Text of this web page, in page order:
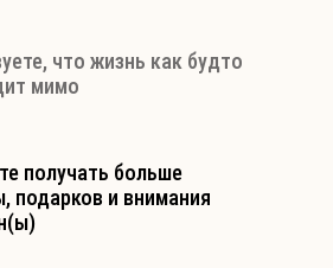
что жизнь как будто
мимо
получать больше
подарков и внимания